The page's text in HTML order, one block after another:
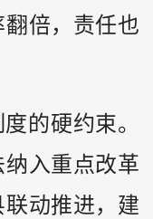
倍，责任也
的硬约束。
入重点改革
动推进，建